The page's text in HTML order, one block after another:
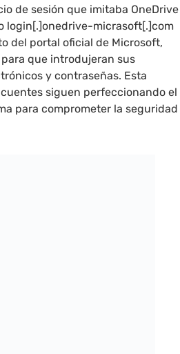
de sesión que imitaba OneDrive
login[.]onedrive-micrasoft[.]com
del portal oficial de Microsoft,
que introdujeran sus
y contraseñas. Esta
siguen perfeccionando el
para comprometer la seguridad